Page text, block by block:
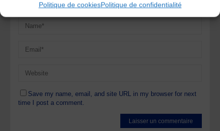
Politique de cookiesPolitique de confidentialité
Save my name, email, and site URL in my browser for next
time I post a comment.